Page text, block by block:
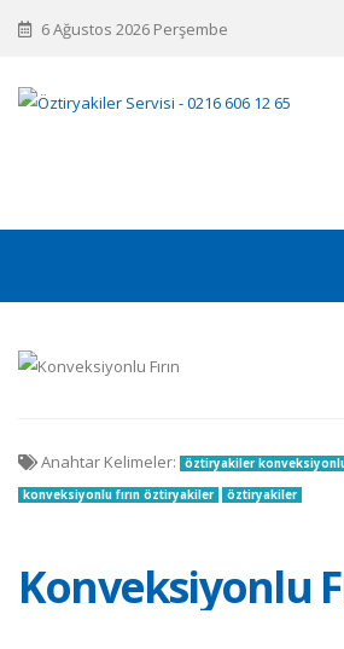
6 Ağustos 2026 Perşembe
Konveksiyonlu
Anahtar Kelimeler:
öztiryakiler konveksiyonlu
konveksiyonlu fırın öztiryakiler
öztiryakiler